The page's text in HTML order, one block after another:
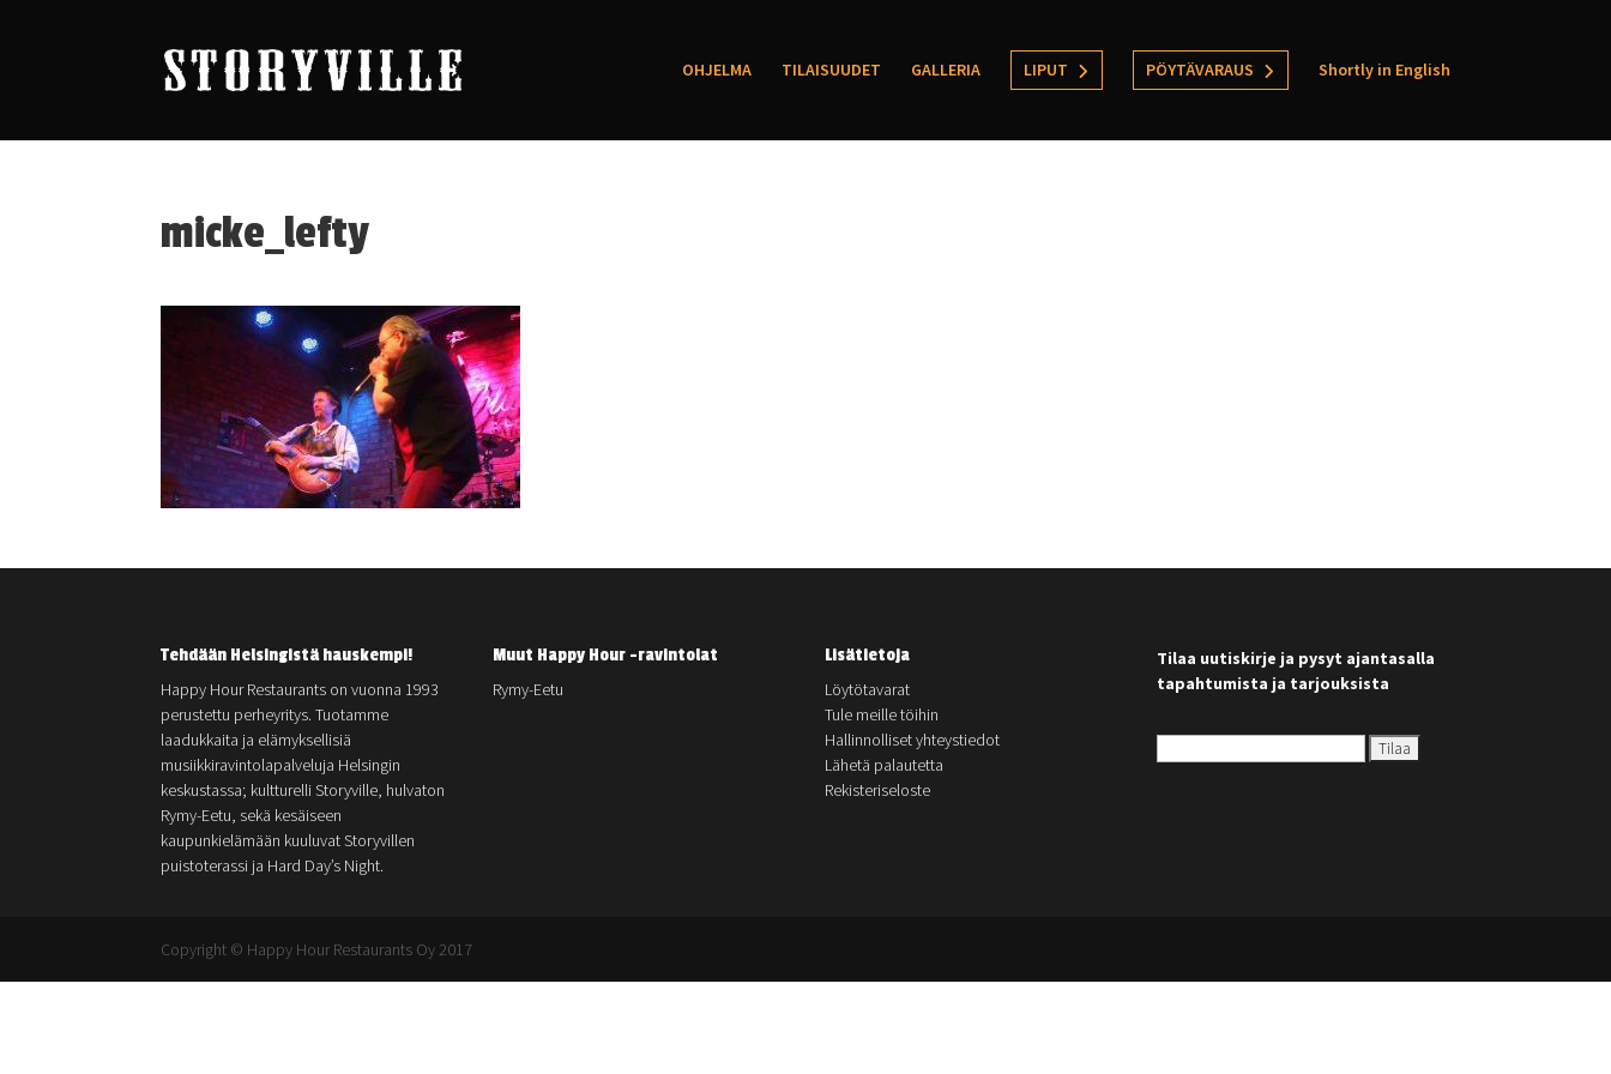
OHJELMA TILAISUUDET GALLERIA LIPUT PÖYTÄVARAUS Shortly in English
micke_lefty
Tehdään Helsingistä hauskempi!
Happy Hour Restaurants on vuonna 1993
perustettu perheyritys. Tuotamme
laadukkaita ja elämyksellisiä
musiikkiravintolapalveluja Helsingin
keskustassa; kultturelli Storyville, hulvaton
Rymy-Eetu, sekä kesäiseen
kaupunkielämään kuuluvat Storyvillen
puistoterassi ja Hard Day’s Night.
Muut Happy Hour -ravintolat
Rymy-Eetu
Lisätietoja
Löytötavarat
Tule meille töihin
Hallinnolliset yhteystiedot
Lähetä palautetta
Rekisteriseloste
Tilaa uutiskirje ja pysyt ajantasalla
tapahtumista ja tarjouksista
Copyright © Happy Hour Restaurants Oy 2017